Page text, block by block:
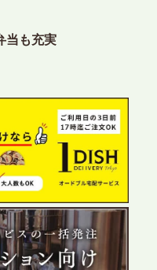
リングのセカンド
ィー・ケータリン
内親睦が、配属後
室で縁日気分を味わ
を開始
リングのセカンド
当も充実